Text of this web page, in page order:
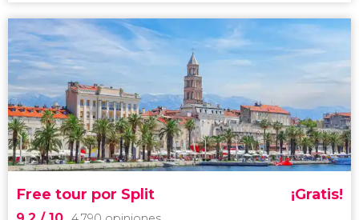
8,4


1.175 opiniones
excursión a Mostar y las cascadas de
Kravice
historia de
Bosnia-Herzegovina
Free tour por Split ¡Gratis!